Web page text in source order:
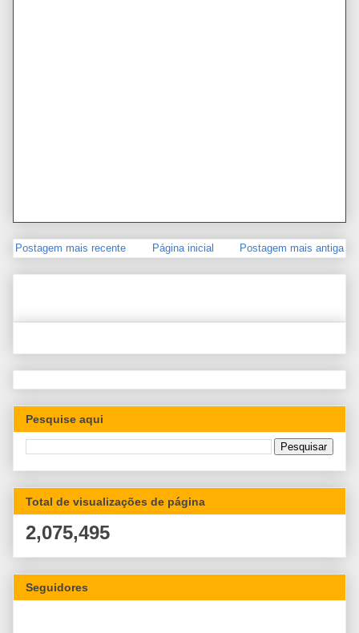
Postagem mais recente Postagem mais antiga
Página inicial
Pesquise aqui
Total de visualizações de página
2,075,495
Seguidores